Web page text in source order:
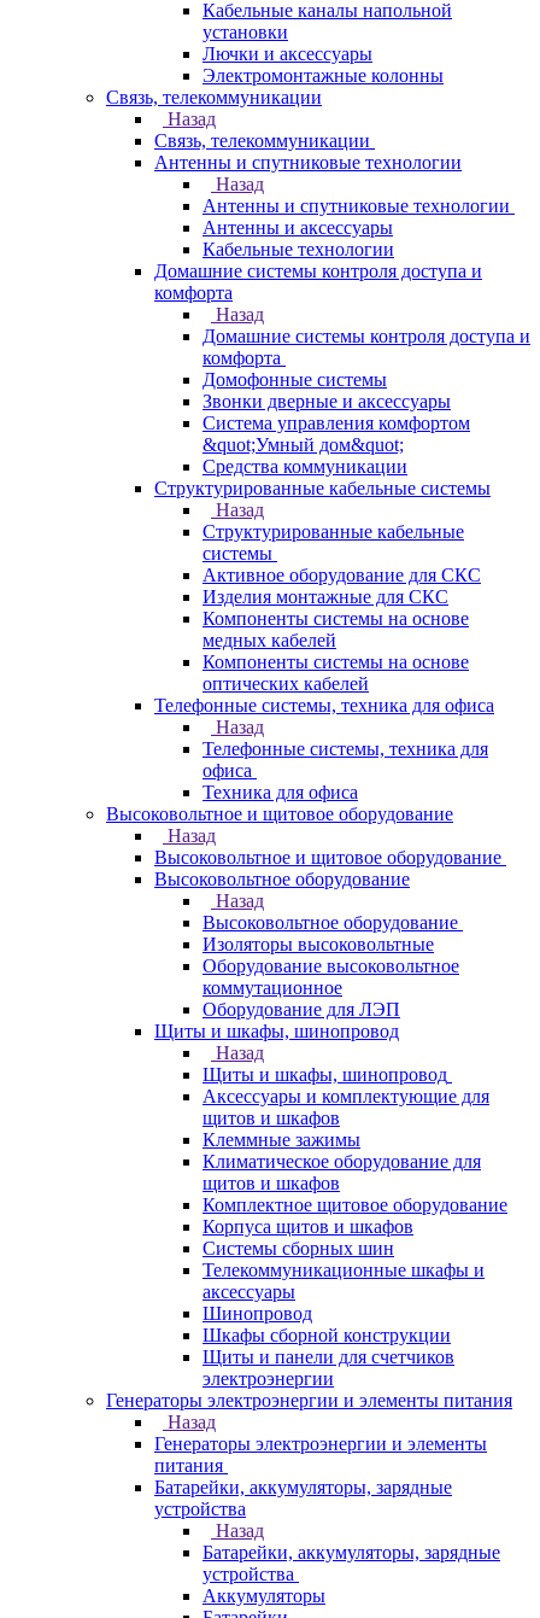
Кабельные каналы напольной
установки
Лючки и аксессуары
Электромонтажные колонны
Связь, телекоммуникации
Назад
Связь, телекоммуникации
Антенны и спутниковые технологии
Назад
Антенны и спутниковые технологии
Антенны и аксессуары
Кабельные технологии
Домашние системы контроля доступа и
комфорта
Назад
Домашние системы контроля доступа и
комфорта
Домофонные системы
Звонки дверные и аксессуары
Система управления комфортом
&quot;Умный дом&quot;
Средства коммуникации
Структурированные кабельные системы
Назад
Структурированные кабельные
системы
Активное оборудование для СКС
Изделия монтажные для СКС
Компоненты системы на основе
медных кабелей
Компоненты системы на основе
оптических кабелей
Телефонные системы, техника для офиса
Назад
Телефонные системы, техника для
офиса
Техника для офиса
Высоковольтное и щитовое оборудование
Назад
Высоковольтное и щитовое оборудование
Высоковольтное оборудование
Назад
Высоковольтное оборудование
Изоляторы высоковольтные
Оборудование высоковольтное
коммутационное
Оборудование для ЛЭП
Щиты и шкафы, шинопровод
Назад
Щиты и шкафы, шинопровод
Аксессуары и комплектующие для
щитов и шкафов
Клеммные зажимы
Климатическое оборудование для
щитов и шкафов
Комплектное щитовое оборудование
Корпуса щитов и шкафов
Системы сборных шин
Телекоммуникационные шкафы и
аксессуары
Шинопровод
Шкафы сборной конструкции
Щиты и панели для счетчиков
электроэнергии
Генераторы электроэнергии и элементы питания
Назад
Генераторы электроэнергии и элементы
питания
Батарейки, аккумуляторы, зарядные
устройства
Назад
Батарейки, аккумуляторы, зарядные
устройства
Аккумуляторы